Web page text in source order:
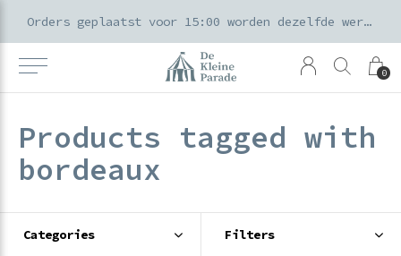
0
Orders geplaatst voor 15:00 worden dezelfde werkdag verzonden
Products tagged with
bordeaux
Categories Filters